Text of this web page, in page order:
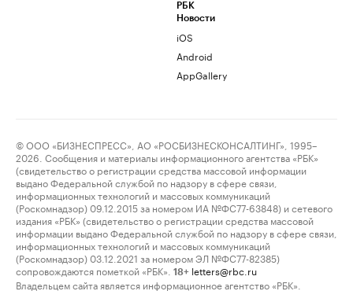
РБК
Новости
iOS
Android
AppGallery
© ООО «БИЗНЕСПРЕСС», АО «РОСБИЗНЕСКОНСАЛТИНГ», 1995–
2026. Сообщения и материалы информационного агентства «РБК»
(свидетельство о регистрации средства массовой информации
выдано Федеральной службой по надзору в сфере связи,
информационных технологий и массовых коммуникаций
(Роскомнадзор) 09.12.2015 за номером ИА №ФС77-63848) и сетевого
издания «РБК» (свидетельство о регистрации средства массовой
информации выдано Федеральной службой по надзору в сфере связи,
информационных технологий и массовых коммуникаций
(Роскомнадзор) 03.12.2021 за номером ЭЛ №ФС77-82385)
сопровождаются пометкой «РБК».
18+ letters@rbc.ru
Владельцем сайта является информационное агентство «РБК».